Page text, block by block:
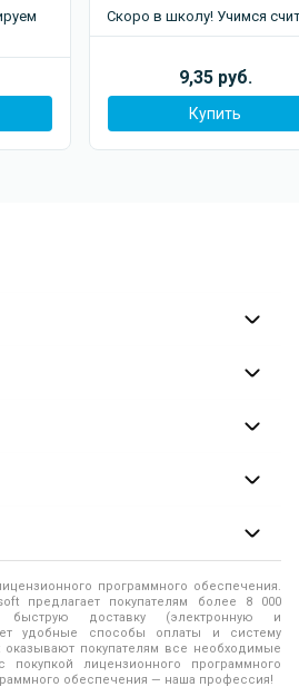
Скоро в школу! Учимся
9,35 руб.
Купить
файлов Cookie
лицам
обеспечения
программного обеспечения.
предлагает покупателям более 8 000
быструю доставку (электронную и
удобные способы оплаты и систему
покупателям все необходимые
покупкой лицензионного программного
обеспечения — наша профессия!